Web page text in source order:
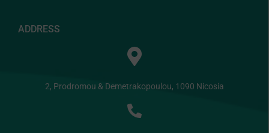
ADDRESS
2, Prodromou & Demetrakopoulou, 1090 Nicosia